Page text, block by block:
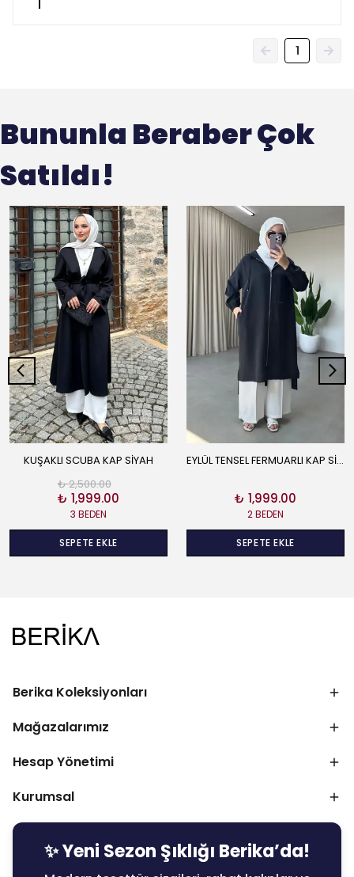
1
Bununla Beraber Çok
Satıldı!
KUŞAKLI SCUBA KAP SİYAH
₺ 2,500.00
₺ 1,999.00
3 BEDEN
SEPETE EKLE
EYLÜL TENSEL FERMUARLI KAP SİYAH
₺ 1,999.00
2 BEDEN
SEPETE EKLE
Berika Koleksiyonları
Mağazalarımız
Hesap Yönetimi
Kurumsal
✨ Yeni Sezon Şıklığı Berika’da!